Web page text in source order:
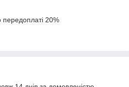
20%